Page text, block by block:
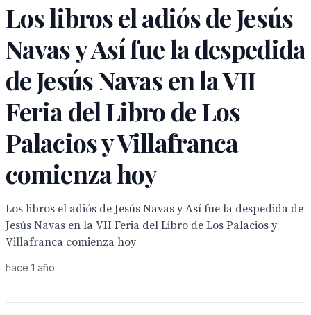
Los libros el adiós de Jesús
Navas y Así fue la despedida
de Jesús Navas en la VII
Feria del Libro de Los
Palacios y Villafranca
comienza hoy
Los libros el adiós de Jesús Navas y Así fue la despedida de
Jesús Navas en la VII Feria del Libro de Los Palacios y
Villafranca comienza hoy
hace 1 año